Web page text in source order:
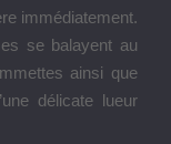
immédiatement.
se balayent au
ainsi que
délicate lueur